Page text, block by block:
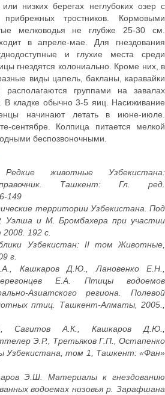
низких берегах неглубоких озер с
тростников. Кормовыми
мелководья не глубже 25-30 см.
в апреле-мае. Для гнездования
и глухие места среди
гнездятся колониально. Кроме них, в
виды цапель, бакланы, каравайки
группами на завалах
В кладке обычно 3-5 яиц. Насиживание
начинают летать в июне-июле.
сентябре. Колпица питается мелкой
беспозвоночными.
животные Узбекистана:
справочник. Ташкент: Гл. ред.
149
территории Узбекистана. Под
Уэлша и М. Бромбахера при участии
192 с.
Узбекистан: II том Животные,
г.
Кашкаров Д.Ю., Лановенко Е.Н.,
Е.А. Птицы водоемов
Азиатского региона. Полевой
птиц. Ташкент-Алматы, 2005.,
Сагитов А.К., Кашкаров Д.Ю.,
Э.Р., Третьяков Г.П., Остапенко
Узбекистана, том 1, Ташкент: «Фан»
Э.Ш. Материалы к гнездованию
водоемах низовья р. Зарафшана